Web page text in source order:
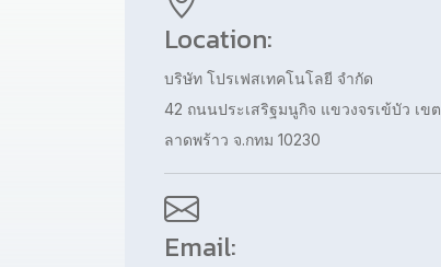
Location:
บริษัท โปรเฟสเทคโนโลยี จำกัด
42 ถนนประเสริฐมนูกิจ แขวงจรเข้บัว เขต
ลาดพร้าว จ.กทม 10230
Email: